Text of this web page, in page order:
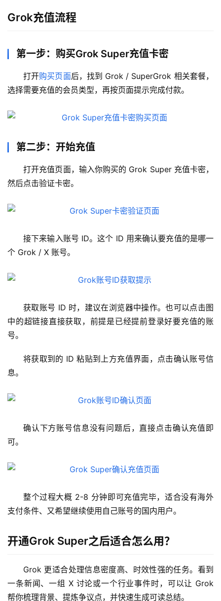
Grok充值流程
第一步：购买Grok Super充值卡密
打开购买页面后，找到 Grok / SuperGrok 相关套餐，
选择需要充值的会员类型，再按页面提示完成付款。
第二步：开始充值
打开充值页面，输入你购买的 Grok Super 充值卡密，
然后点击验证卡密。
接下来输入账号 ID。这个 ID 用来确认要充值的是哪一
个 Grok / X 账号。
获取账号 ID 时，建议在浏览器中操作。也可以点击图
中的超链接直接获取，前提是已经提前登录好要充值的账
号。
将获取到的 ID 粘贴到上方充值界面，点击确认账号信
息。
确认下方账号信息没有问题后，直接点击确认充值即
可。
整个过程大概 2-8 分钟即可充值完毕，适合没有海外
支付条件、又希望继续使用自己账号的国内用户。
开通Grok Super之后适合怎么用？
Grok 更适合处理信息密度高、时效性强的任务。看到
一条新闻、一组 X 讨论或一个行业事件时，可以让 Grok
帮你梳理背景、提炼争议点，并快速生成可读总结。